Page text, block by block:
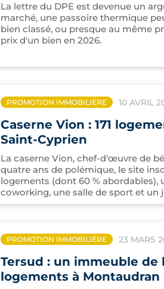
La lettre du DPE est devenue un
marché, une passoire thermique
bien classé, ou presque au même
prix d'un bien en 2026.
PROMOTION IMMOBILIÈRE 10 AVRIL
Caserne Vion : 171
Saint-Cyprien
La caserne Vion, chef-d'œuvre de
quatre ans de polémique, le site
logements (dont 60 % abordables),
coworking, une salle de sport et un
PROMOTION IMMOBILIÈRE 23 MARS
Tersud : un immeuble
logements à Montaudran